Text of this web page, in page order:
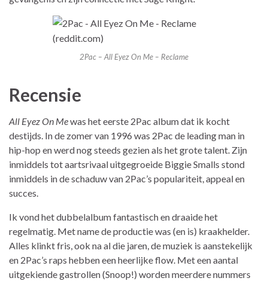
2Pac – All Eyez On Me – Reclame
Recensie
All Eyez On Mewas het eerste 2Pac album dat ik kocht
destijds. In de zomer van 1996 was 2Pac de leading man in
hip-hop en werd nog steeds gezien als het grote talent. Zijn
inmiddels tot aartsrivaal uitgegroeide Biggie Smalls stond
inmiddels in de schaduw van 2Pac’s populariteit, appeal en
succes.
Ik vond het dubbelalbum fantastisch en draaide het
regelmatig. Met name de productie was (en is) kraakhelder.
Alles klinkt fris, ook na al die jaren, de muziek is aanstekelijk
en 2Pac’s raps hebben een heerlijke flow. Met een aantal
uitgekiende gastrollen (Snoop!) worden meerdere nummers